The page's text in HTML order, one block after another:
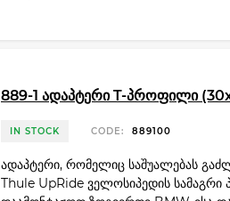
889-1 ადაპტერი T-პროფილი
IN STOCK CODE: 889100
ადაპტერი, რომელიც საშუალებას
Thule UpRide ველოსიპედის სამაგრი